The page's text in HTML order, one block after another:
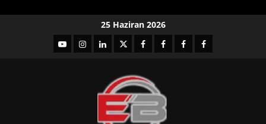
25 Haziran 2026
YouTubeInstagram
LinkedIntwitterfacebook-Facebook-
Facebook-Facebook-